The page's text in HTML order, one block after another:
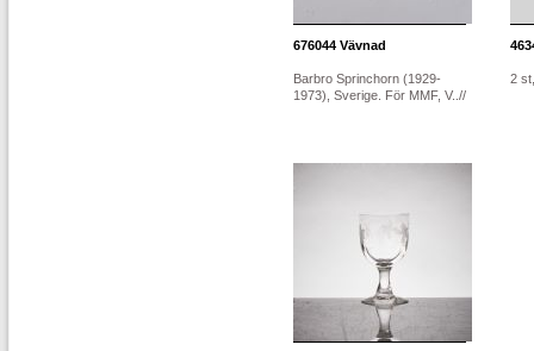
676044 Vävnad
Barbro Sprinchorn (1929-
1973), Sverige. För MMF, V..//
2